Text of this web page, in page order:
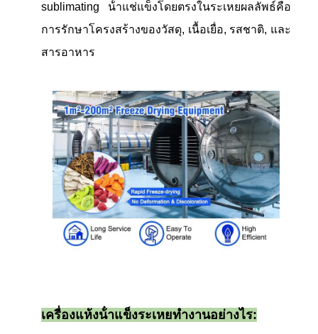
sublimating น้ําแช่แข็งโดยตรงในระเหยผลลัพธ์คือ
การรักษาโครงสร้างของวัสดุ, เนื้อเยื่อ, รสชาติ, และ
สารอาหาร
เครื่องแห้งน้ําแข็งระเหยทํางานอย่างไร: